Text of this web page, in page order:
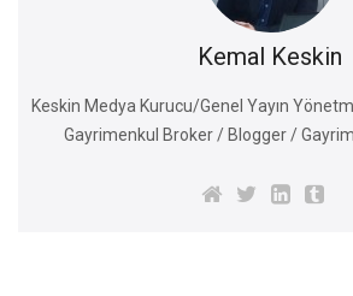
Kemal Keskin
Keskin Medya Kurucu/Genel Yayın
Gayrimenkul Broker / Blogger /